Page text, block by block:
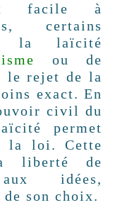
facile à
certains
la laïcité
ou de
le rejet de la
exact. En
civil du
permet
la loi. Cette
liberté de
idées,
son choix.